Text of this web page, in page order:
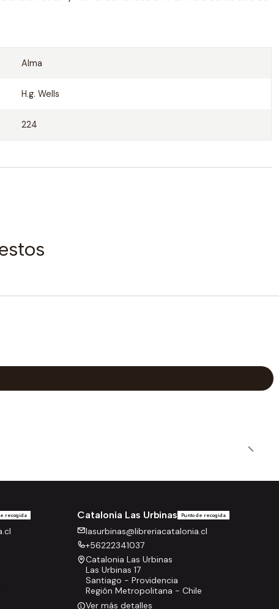
Alma
H.g. Wells
224
recogida Catalonia Las Urbinas Punto de recogida
lasurbinas@libreriacatalonia.cl
+56222341037
Catalonia Las Urbinas
Las Urbinas 17
Santiago - Providencia
Región Metropolitana - Chile
Ver más detalles